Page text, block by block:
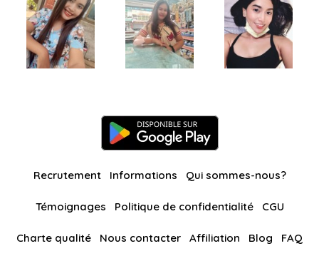
Recrutement Informations Qui sommes-nous?
Témoignages Politique de confidentialité CGU
Charte qualité Nous contacter Affiliation Blog FAQ